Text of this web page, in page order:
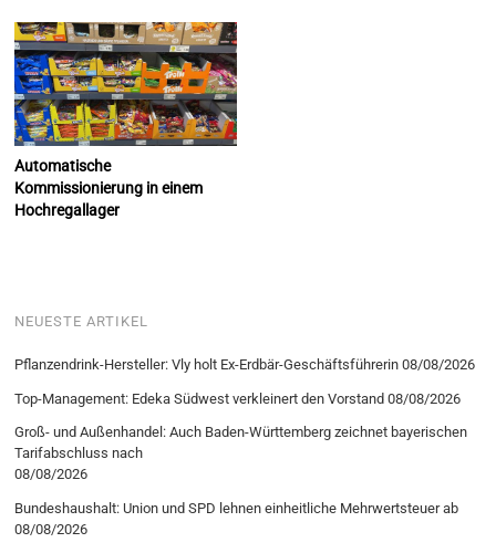
Automatische
Kommissionierung in einem
Hochregallager
NEUESTE ARTIKEL
Pflanzendrink-Hersteller: Vly holt Ex-Erdbär-Geschäftsführerin 08/08/2026
Top-Management: Edeka Südwest verkleinert den Vorstand 08/08/2026
Groß- und Außenhandel: Auch Baden-Württemberg zeichnet bayerischen
Tarifabschluss nach
08/08/2026
Bundeshaushalt: Union und SPD lehnen einheitliche Mehrwertsteuer ab
08/08/2026